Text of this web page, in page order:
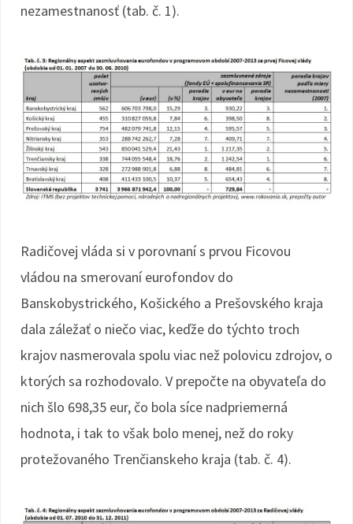
nezamestnanosť (tab. č. 1).
Radičovej vláda si v porovnaní s prvou Ficovou
vládou na smerovaní eurofondov do
Banskobystrického, Košického a Prešovského kraja
dala záležať o niečo viac, keďže do týchto troch
krajov nasmerovala spolu viac než polovicu zdrojov, o
ktorých sa rozhodovalo. V prepočte na obyvateľa do
nich šlo 698,35 eur, čo bola síce nadpriemerná
hodnota, i tak to však bolo menej, než do roky
protežovaného Trenčianskeho kraja (tab. č. 4).